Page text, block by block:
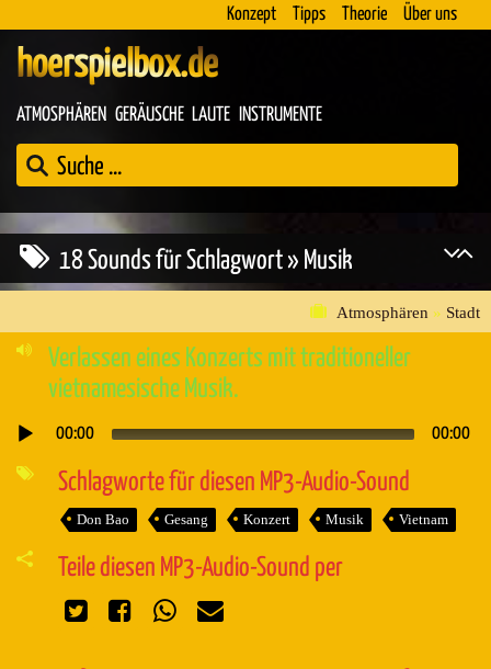
Konzept Tipps Theorie Über uns
hoerspielbox.de
ATMOSPHÄREN GERÄUSCHE LAUTE INSTRUMENTE
18 Sounds für Schlagwort » Musik
Atmosphären » Stadt
Verlassen eines Konzerts mit traditioneller
vietnamesische Musik.
Audio-
00:00 00:00
Schlagworte für diesen MP3-Audio-Sound
Don Bao Gesang Konzert Musik Vietnam
Teile diesen MP3-Audio-Sound per